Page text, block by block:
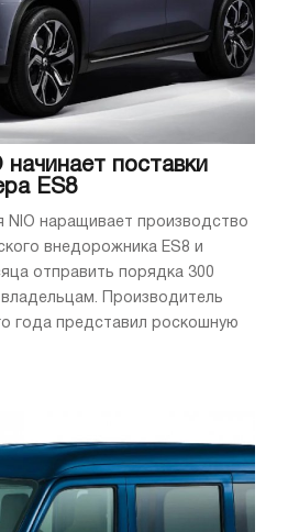
поставки
ES8
NIO наращивает производство
внедорожника ES8 и
отправить порядка 300
Производитель
года представил роскошную